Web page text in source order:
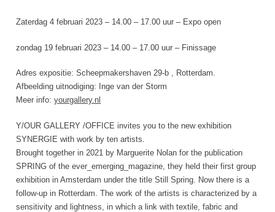
Zaterdag 4 februari 2023 – 14.00 – 17.00 uur – Expo open
zondag 19 februari 2023 – 14.00 – 17.00 uur – Finissage
Adres expositie: Scheepmakershaven 29-b , Rotterdam.
Afbeelding uitnodiging: Inge van der Storm
Meer info:yourgallery.nl
Y/OUR GALLERY /OFFICE invites you to the new exhibition
SYNERGIE with work by ten artists.
Brought together in 2021 by Marguerite Nolan for the publication
SPRING of the ever_emerging_magazine, they held their first group
exhibition in Amsterdam under the title Still Spring. Now there is a
follow-up in Rotterdam. The work of the artists is characterized by a
sensitivity and lightness, in which a link with textile, fabric and